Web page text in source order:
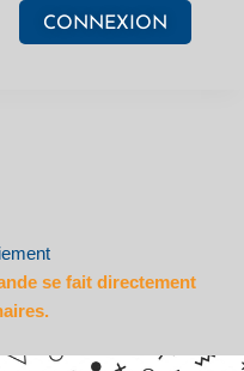
CONNEXION
se fait directement